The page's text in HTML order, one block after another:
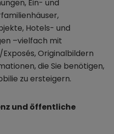
Ein- und
Hotels- und
–vielfach mit
Originalbildern
die Sie benötigen,
zu ersteigern.
und öffentliche